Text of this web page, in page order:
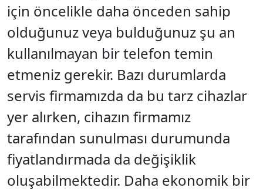
için öncelikle daha önceden sahip
olduğunuz veya bulduğunuz şu an
kullanılmayan bir telefon temin
etmeniz gerekir. Bazı durumlarda
servis firmamızda da bu tarz cihazlar
yer alırken, cihazın firmamız
tarafından sunulması durumunda
fiyatlandırmada da değişiklik
oluşabilmektedir. Daha ekonomik bir